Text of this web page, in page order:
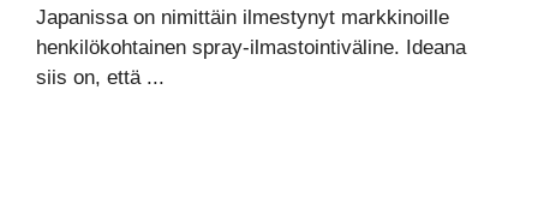
Japanissa on nimittäin ilmestynyt markkinoille
henkilökohtainen spray-ilmastointiväline. Ideana
siis on, että ...